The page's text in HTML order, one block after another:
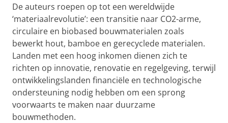
De auteurs roepen op tot een wereldwijde
‘materiaalrevolutie’: een transitie naar CO2-arme,
circulaire en biobased bouwmaterialen zoals
bewerkt hout, bamboe en gerecyclede materialen.
Landen met een hoog inkomen dienen zich te
richten op innovatie, renovatie en regelgeving, terwijl
ontwikkelingslanden financiële en technologische
ondersteuning nodig hebben om een sprong
voorwaarts te maken naar duurzame
bouwmethoden.